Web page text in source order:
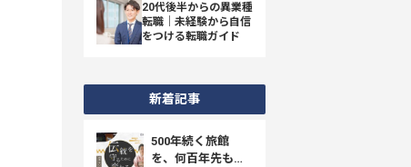
20代後半からの異業種
転職｜未経験から自信
をつける転職ガイド
新着記事
500年続く旅館
を、何百年先も守